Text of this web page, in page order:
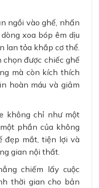
ngồi vào ghế, nhấn
xoa bóp êm dịu
lan tỏa khắp cơ thể.
được chiếc ghế
mà còn kích thích
hoàn máu và giảm
không chỉ như một
phần của không
đẹp mắt, tiện lợi và
gian nội thất.
chiếm lấy cuộc
thời gian cho bản